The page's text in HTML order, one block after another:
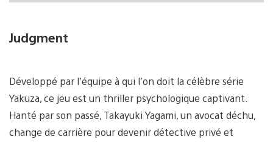
Judgment
Développé par l’équipe à qui l’on doit la célèbre série
Yakuza, ce jeu est un thriller psychologique captivant.
Hanté par son passé, Takayuki Yagami, un avocat déchu,
change de carrière pour devenir détective privé et